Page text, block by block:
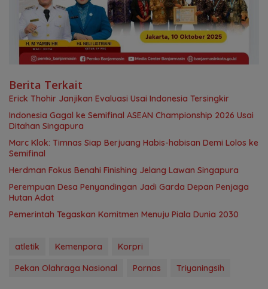
Berita Terkait
Erick Thohir Janjikan Evaluasi Usai Indonesia Tersingkir
Indonesia Gagal ke Semifinal ASEAN Championship 2026 Usai
Ditahan Singapura
Marc Klok: Timnas Siap Berjuang Habis-habisan Demi Lolos ke
Semifinal
Herdman Fokus Benahi Finishing Jelang Lawan Singapura
Perempuan Desa Penyandingan Jadi Garda Depan Penjaga
Hutan Adat
Pemerintah Tegaskan Komitmen Menuju Piala Dunia 2030
atletik Kemenpora
Korpri
Pekan Olahraga Nasional
Pornas Triyaningsih